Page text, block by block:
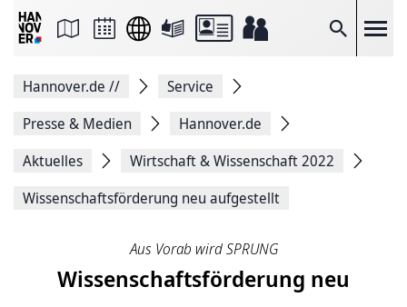
Suche
Seite
Facebook
teilen
Seitenlink
Seite
Hannover.de //
Service
Presse & Medien
Hannover.de
Aktuelles
Wirtschaft & Wissenschaft 2022
Wissenschaftsförderung neu aufgestellt
Aus Vorab wird SPRUNG
Wissenschaftsförderung neu